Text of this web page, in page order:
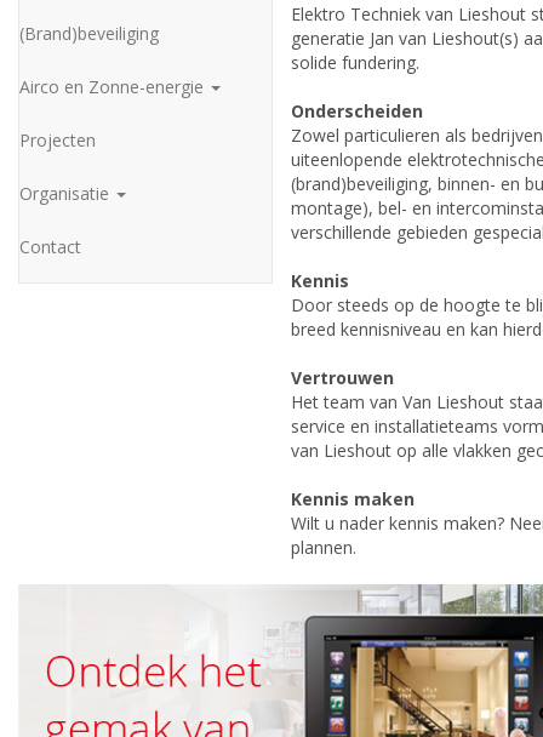
(Brand)beveiliging
Airco en Zonne-energie
Projecten
Organisatie
Contact
Elektro Techniek van Lieshout
generatie Jan van Lieshout(s)
solide fundering.
Onderscheiden
Zowel particulieren als
uiteenlopende
(brand)beveiliging, binnen- en
montage), bel- en
verschillende gebieden
Kennis
Door steeds op de hoogte te
breed kennisniveau en kan
Vertrouwen
Het team van Van Lieshout
service en installatieteams
van Lieshout op alle vlakken
Kennis maken
Wilt u nader kennis maken?
plannen.